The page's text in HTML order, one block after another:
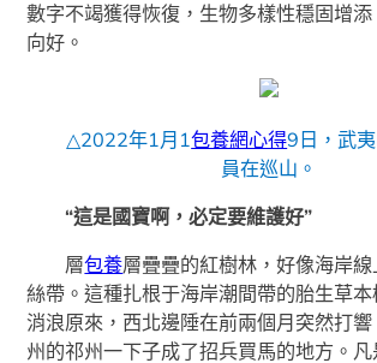
數字不竭獲得恢復，生物多樣性穩固增
向好。
△2022年1月1包養網心得9日，武
員在巡山。
“這是國寶啊，必定要維護好”
層包養層疊疊的紅樹林，好像海岸
絲帶。這種扎根于海岸潮間帶的胎生草
消浪原來，西北邊陲在前兩個月突然打
州的祁州一下子成了招兵買馬的地方。